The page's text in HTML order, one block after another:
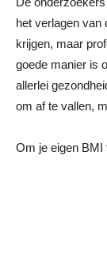
het verlagen van
krijgen, maar
goede manier is
allerlei
om af te vallen,
Om je eigen BMI